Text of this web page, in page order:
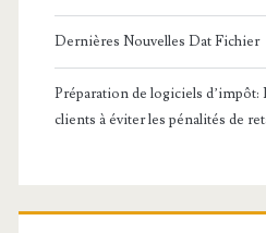
Dernières Nouvelles Dat Fichier
Préparation de logiciels d’impôt:
clients à éviter les pénalités de